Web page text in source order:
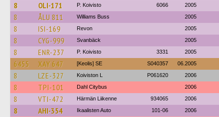
8 OLI-171 P. Koivisto 6066 2005
8 ÅLU 811 Williams Buss 2005
8 ISI-169 Revon 2005
8 CYG-999 Svanbäck 2005
8 ENR-237 P. Koivisto 3331 2005
6455 XAY 647 [Keolis] SE S040357 06.2005
8 LZE-327 Koiviston L P061620 2006
8 TPI-101 Dahl Citybus 2006
8 VTI-472 Härmän Liikenne 934065 2006
8 AHI-354 Ikaalisten Auto 101-06 2006